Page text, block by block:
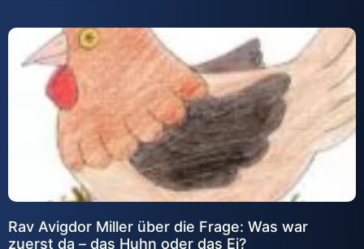
Rav Avigdor Miller über die Frage: Was war
zuerst da – das Huhn oder das Ei?